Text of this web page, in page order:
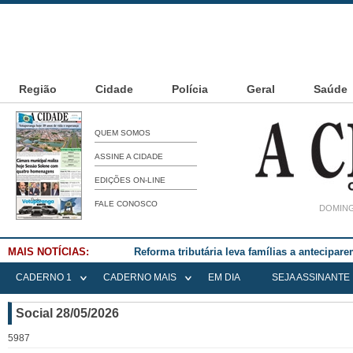
Região Cidade Polícia Geral Saúde
QUEM SOMOS
ASSINE A CIDADE
EDIÇÕES ON-LINE
FALE CONOSCO
MAIS NOTÍCIAS: Reforma tributária leva famílias a
CADERNO 1 CADERNO MAIS EM DIA SEJA ASSINANTE
Social 28/05/2026
5987